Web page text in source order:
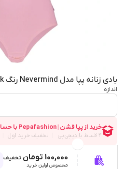
بادی زنانه پپا مدل Nevermind رنگ Baby Pink
اندازه
100,000 تومان تخفیف
مخصوص اولین خرید